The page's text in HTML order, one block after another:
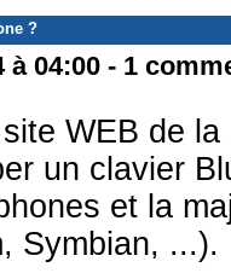
?
à 04:00 - 1
WEB de
un clavier
et la
Symbian,